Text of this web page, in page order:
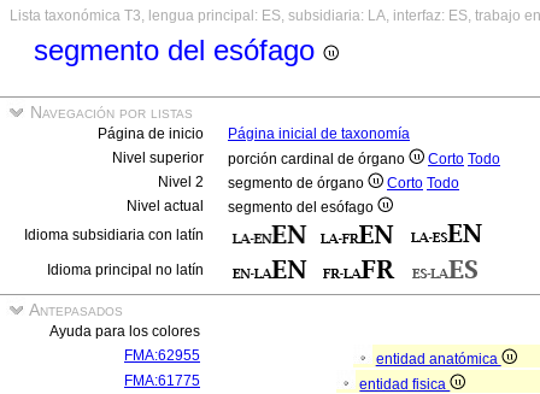
Lista taxonómica T3, lengua principal: ES, subsidiaria: LA, interfaz: ES, trabajo
segmento del esófago
Navegación por listas
Página de inicio
Página inicial de taxonomía
Nivel superior
porción cardinal de órgano Corto Todo
Nivel 2
segmento de órgano Corto Todo
Nivel actual
segmento del esófago
Idioma subsidiaria con latín
Idioma principal no latín
Antepasados
Ayuda para los colores
FMA:62955
entidad anatómica
FMA:61775
entidad fisica